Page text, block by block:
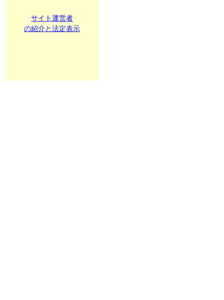
サイト運営者
の紹介と法定表示